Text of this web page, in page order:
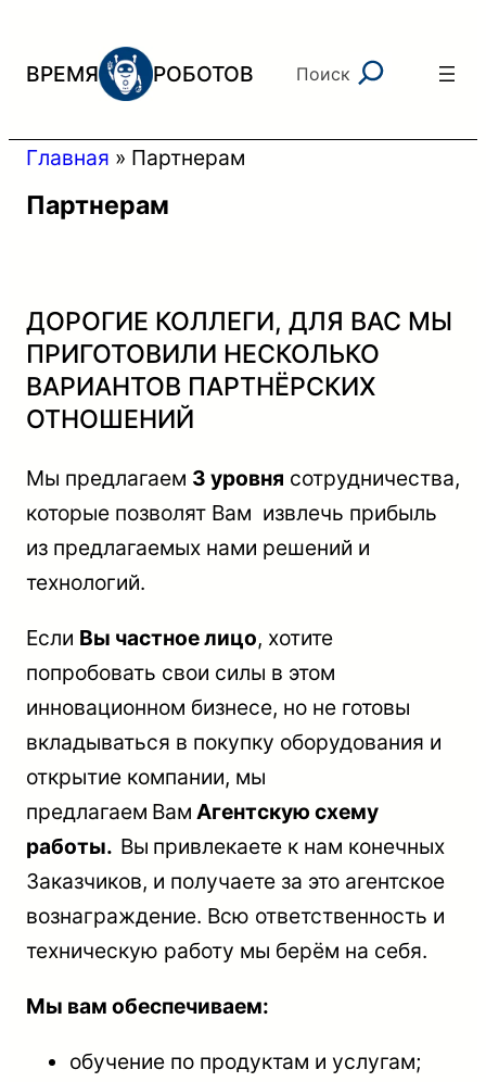
содержимому
ВРЕМЯ РОБОТОВ Поиск Поиск
Главная » Партнерам
Партнерам
ДОРОГИЕ КОЛЛЕГИ, ДЛЯ ВАС МЫ
ПРИГОТОВИЛИ НЕСКОЛЬКО
ВАРИАНТОВ ПАРТНЁРСКИХ
ОТНОШЕНИЙ
Мы предлагаем 3 уровня сотрудничества,
которые позволят Вам извлечь прибыль
из предлагаемых нами решений и
технологий.
Если Вы частное лицо, хотите
попробовать свои силы в этом
инновационном бизнесе, но не готовы
вкладываться в покупку оборудования и
открытие компании, мы
предлагаем Вам Агентскую схему
работы. Вы привлекаете к нам конечных
Заказчиков, и получаете за это агентское
вознаграждение. Всю ответственность и
техническую работу мы берём на себя.
Мы вам обеспечиваем:
обучение по продуктам и услугам;